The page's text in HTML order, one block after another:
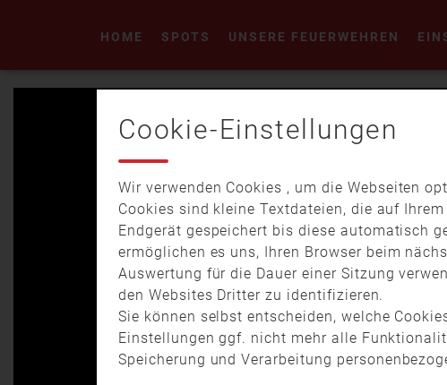
HOME SPOTS UNSERE FEUERWEHREN
Cookie-Einstellungen
Wir verwenden Cookies , um die Webseiten
Cookies sind kleine Textdateien, die auf
Endgerät gespeichert bis diese automatisch
ermöglichen es uns, Ihren Browser beim
Auswertung für die Dauer einer Sitzung
den Websites Dritter zu identifizieren.
Sie können selbst entscheiden, welche
Einstellungen ggf. nicht mehr alle
Speicherung und Verarbeitung